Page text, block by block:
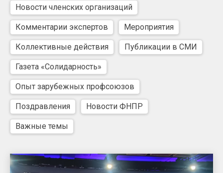
Новости членских организаций
Комментарии экспертов Мероприятия
Коллективные действия Публикации в СМИ
Газета «Солидарность»
Опыт зарубежных профсоюзов
Поздравления Новости ФНПР
Важные темы